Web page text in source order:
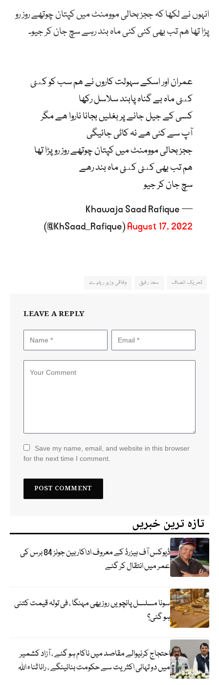
انہوں نے لکھا کہ ججز بحالی موومنٹ میں کپتان چوتھے روز رو
پڑا تھا ھم تب بھی کئی کئی ماہ بند رہے سچ جان کر جیو۔
عمران اور اسکے سہولت کاروں نے ھم سب کو کىئ
کىئ ماہ بے گناہ پابند سلاسل رکھا
کسی کے جیل جانے پر بغلیں بجانا ناروا ھے مگر
آپ سے کٹی ھے نہ کاٹی جائیگی
ججز بحالی موومنٹ میں کپتان چوتھے روز رو پڑا تھا
ھم تب بھی کىئ کىئ ماہ بند رھے
سچ جان کر جیو
— Khawaja Saad Rafique
(@KhSaad_Rafique)August 17, 2022
تحریک انصاف سعد رفیق وفاقی وزیر ریلوے
LEAVE A REPLY
Save my name, email, and website in this browser
for the next time I comment.
تازہ ترین خبریں
ڈیوکس آف ہیزرڈ کے معروف اداکار بین جونز 84 برس کی
عمر میں انتقال کر گئے
سونا مسلسل پانچویں روز بھی مہنگا ، فی تولہ قیمت کتنی
ہو گئی؟
احتجاج کرنیوالے مقاصد میں ناکام ہو گئے ، آزاد کشمیر
میں دو تہائی اکثریت سے حکومت بنائینگے ، رانا ثناء اللہ